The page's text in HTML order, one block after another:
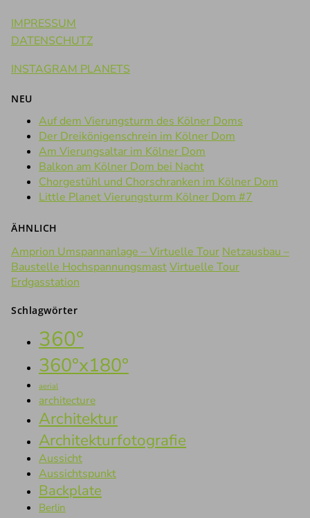
IMPRESSUM
DATENSCHUTZ
INSTAGRAM PLANETS
NEU
Auf dem Vierungsturm des Kölner Doms
Der Dreikönigenschrein im Kölner Dom
Am Vierungsaltar im Kölner Dom
Balkon am Kölner Dom bei Nacht
Chorgestühl und Chorschranken im Kölner Dom
Little Planet Vierungsturm Kölner Dom #7
ÄHNLICH
Amprion Umspannanlage – Virtuelle Tour Netzausbau –
Baustelle HochspannungsmastVirtuelle Tour
Erdgasstation
Schlagwörter
360°
360°x180°
aerial
architecture
Architektur
Architekturfotografie
Aussicht
Aussichtspunkt
Backplate
Berlin